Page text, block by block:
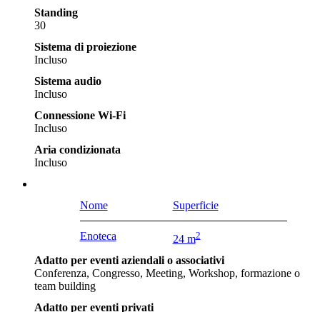
Standing
30
Sistema di proiezione
Incluso
Sistema audio
Incluso
Connessione Wi-Fi
Incluso
Aria condizionata
Incluso
Nome Superficie
Enoteca 24 m2
Adatto per eventi aziendali o associativi
Conferenza, Congresso, Meeting, Workshop, formazione o
team building
Adatto per eventi privati